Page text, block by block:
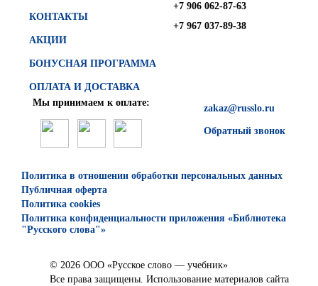
КОНТАКТЫ
АКЦИИ
БОНУСНАЯ ПРОГРАММА
ОПЛАТА И ДОСТАВКА
+7 906 062-87-63
+7 967 037-89-38
zakaz@russlo.ru
Обратный звонок
Мы принимаем к оплате:
Политика в отношении обработки персональных данных
Публичная оферта
Политика cookies
Политика конфиденциальности приложения «Библиотека
"Русского слова"»
© 2026 ООО «Русское слово — учебник»
Все права защищены. Использование материалов сайта